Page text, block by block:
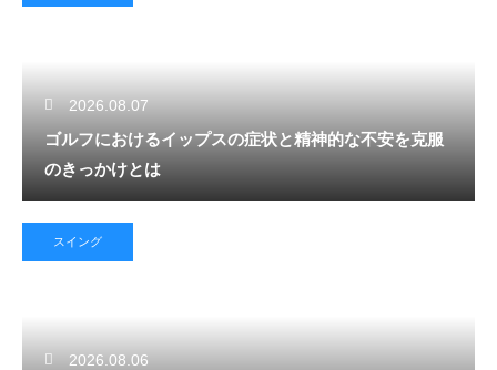
2026.08.07
ゴルフにおけるイップスの症状と精神的な不安を克服
のきっかけとは
スイング
2026.08.06